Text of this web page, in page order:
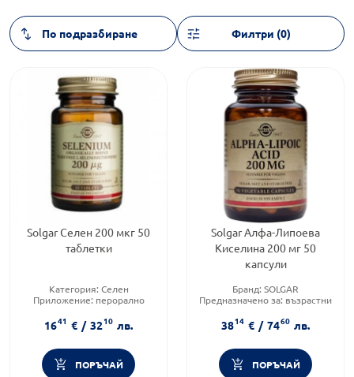
Филтри (0)
Solgar Селен 200 мкг 50
таблетки
Категория: Селен
Приложение: перорално
1641 € / 3210 лв.
ПОРЪЧАЙ
Solgar Алфа-Липоева
Киселина 200 мг 50
капсули
Бранд: SOLGAR
Предназначено за: възрастни
3814 € / 7460 лв.
ПОРЪЧАЙ